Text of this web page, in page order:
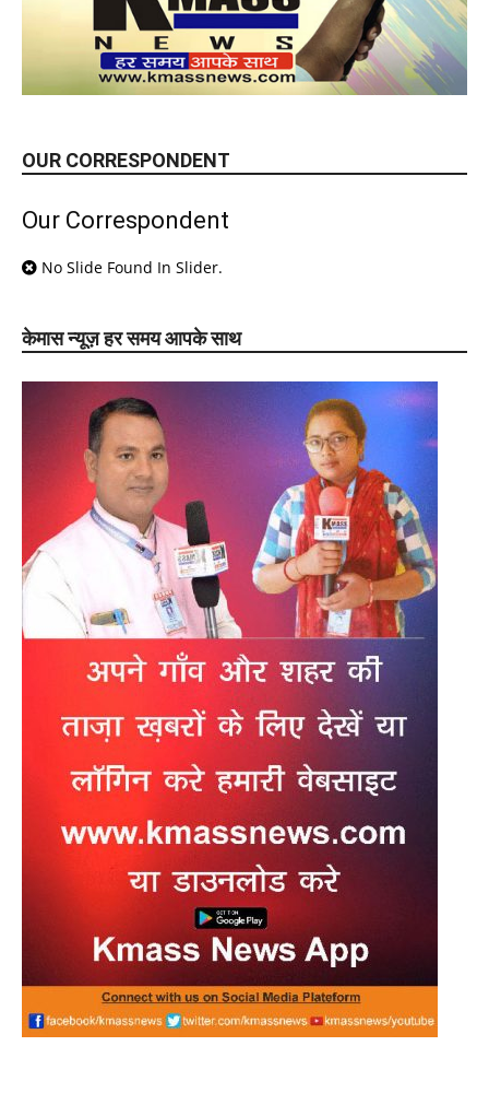
OUR CORRESPONDENT
Our Correspondent
No Slide Found In Slider.
केमास न्यूज़ हर समय आपके साथ